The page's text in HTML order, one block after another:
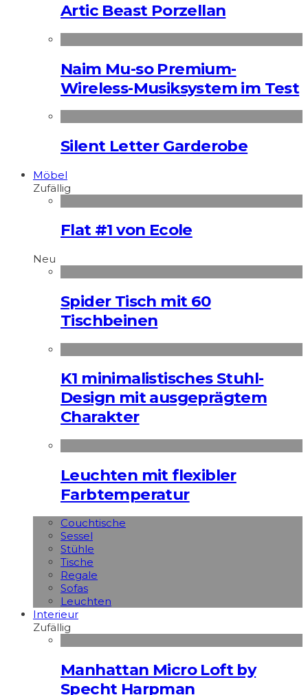
Artic Beast Porzellan
Naim Mu-so Premium-
Wireless-Musiksystem im Test
Silent Letter Garderobe
Möbel
Zufällig
Flat #1 von Ecole
Neu
Spider Tisch mit 60
Tischbeinen
K1 minimalistisches Stuhl-
Design mit ausgeprägtem
Charakter
Leuchten mit flexibler
Farbtemperatur
Couchtische
Sessel
Stühle
Tische
Regale
Sofas
Leuchten
Interieur
Zufällig
Manhattan Micro Loft by
Specht Harpman